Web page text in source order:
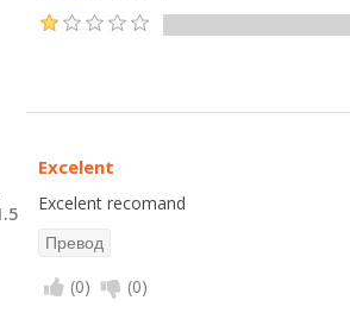
Excelent
Excelent recomand
(0) (0)